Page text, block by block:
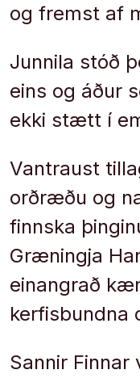
og fremst af
Junnila stóð
eins og áður
ekki stætt í
Vantraust
orðræðu og
finnska
Græningja
einangrað
kerfisbundna
Sannir